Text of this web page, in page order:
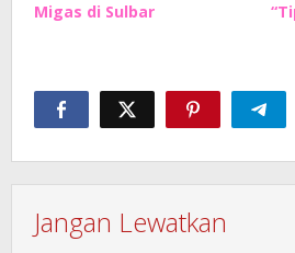
Migas di Sulbar
Jangan Lewatkan